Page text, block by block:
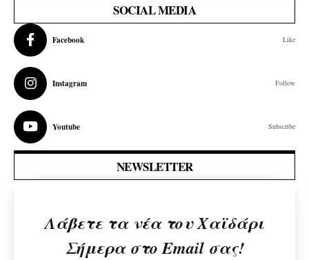
SOCIAL MEDIA
Facebook Like
Instagram Follow
Youtube Subscribe
NEWSLETTER
Λάβετε τα νέα του Χαϊδάρι
Σήμερα στο Email σας!